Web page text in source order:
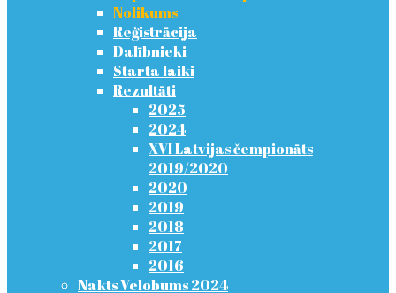
Nolikums
Reģistrācija
Dalībnieki
Starta laiki
Rezultāti
2025
2024
XVI Latvijas čempionāts
2019/2020
2020
2019
2018
2017
2016
Nakts Velobums 2024